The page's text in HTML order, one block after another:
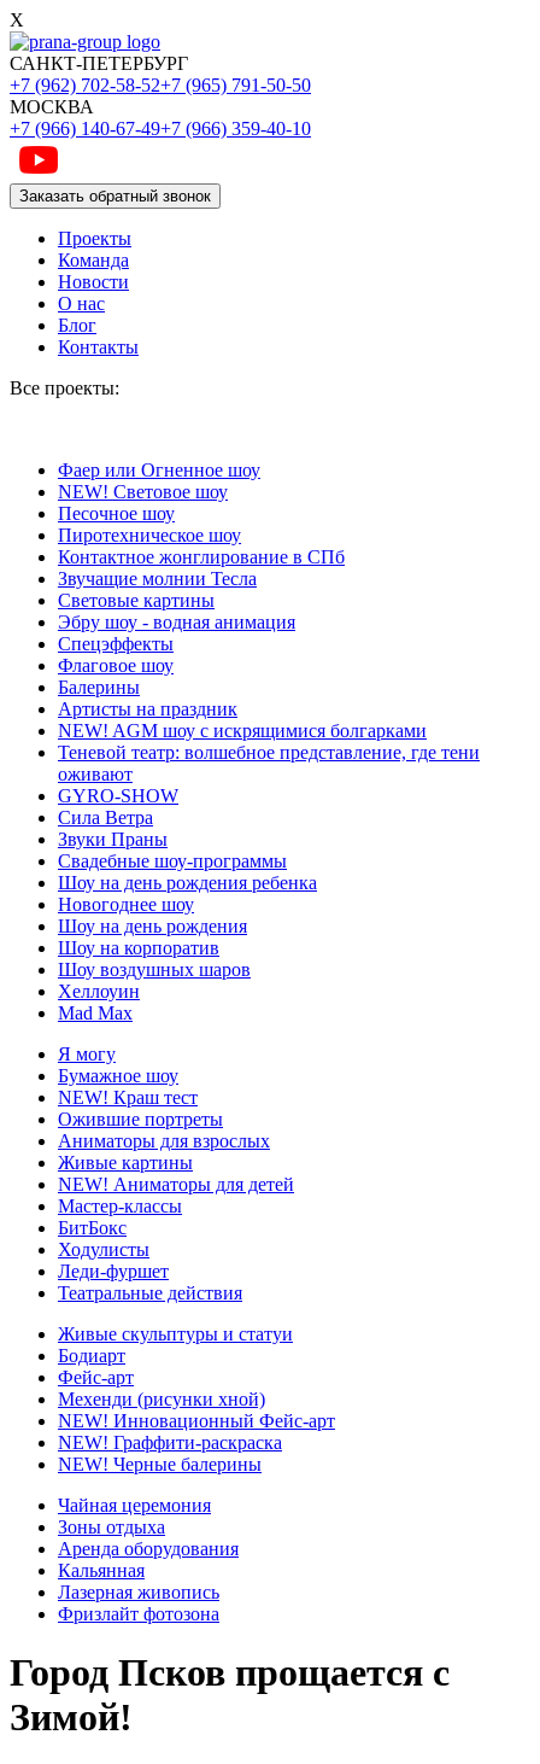
X
САНКТ-ПЕТЕРБУРГ
+7 (962) 702-58-52+7 (965) 791-50-50
МОСКВА
+7 (966) 140-67-49+7 (966) 359-40-10
Заказать обратный звонок
Проекты
Команда
Новости
О нас
Блог
Контакты
Все проекты:
Фаер или Огненное шоу
NEW! Световое шоу
Песочное шоу
Пиротехническое шоу
Контактное жонглирование в СПб
Звучащие молнии Тесла
Световые картины
Эбру шоу - водная анимация
Спецэффекты
Флаговое шоу
Балерины
Артисты на праздник
NEW! AGM шоу с искрящимися болгарками
Теневой театр: волшебное представление, где тени
оживают
GYRO-SHOW
Сила Ветра
Звуки Праны
Свадебные шоу-программы
Шоу на день рождения ребенка
Новогоднее шоу
Шоу на день рождения
Шоу на корпоратив
Шоу воздушных шаров
Хеллоуин
Mad Max
Я могу
Бумажное шоу
NEW! Краш тест
Ожившие портреты
Аниматоры для взрослых
Живые картины
NEW! Аниматоры для детей
Мастер-классы
БитБокс
Ходулисты
Леди-фуршет
Театральные действия
Живые скульптуры и статуи
Бодиарт
Фейс-арт
Мехенди (рисунки хной)
NEW! Инновационный Фейс-арт
NEW! Граффити-раскраска
NEW! Черные балерины
Чайная церемония
Зоны отдыха
Аренда оборудования
Кальянная
Лазерная живопись
Фризлайт фотозона
Город Псков прощается с
Зимой!